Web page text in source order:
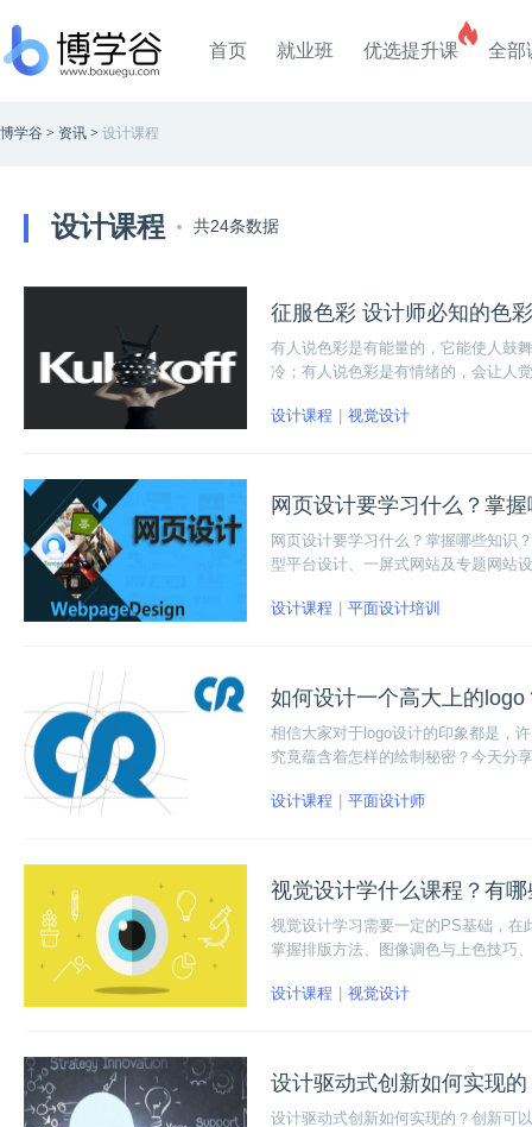
首页 就业班 优选提升课 全部
博学谷 > 资讯 > 设计课程
设计课程 共24条数据
征服色彩 设计师必知的色
有人说色彩是有能量的，它能使人鼓
冷；有人说色彩是有情绪的，会让人
设计课程
视觉设计
网页设计要学习什么？掌
网页设计要学习什么？掌握哪些知识
型平台设计、一屏式网站及专题网站
设计课程 平面设计培训
如何设计一个高大上的logo
相信大家对于logo设计的印象都是，
究竟蕴含着怎样的绘制秘密？今天分
设计课程 平面设计师
视觉设计学什么课程？有
视觉设计学习需要一定的PS基础，在
掌握排版方法、图像调色与上色技巧
设计课程 视觉设计
设计驱动式创新如何实现的
设计驱动式创新如何实现的？创新可